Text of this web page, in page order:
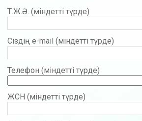
Т.Ж.Ә. (міндетті түрде)
Сіздің e-mail (міндетті түрде)
Телефон (міндетті түрде)
ЖСН (міндетті түрде)